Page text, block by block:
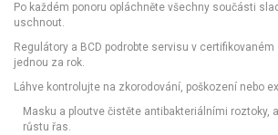
Po každém ponoru opláchněte všechny součásti
uschnout.
Regulátory a BCD podrobte servisu v
jednou za rok.
Láhve kontrolujte na zkorodování, poškození nebo
Masku a ploutve čistěte antibakteriálními roztoky,
růstu řas.